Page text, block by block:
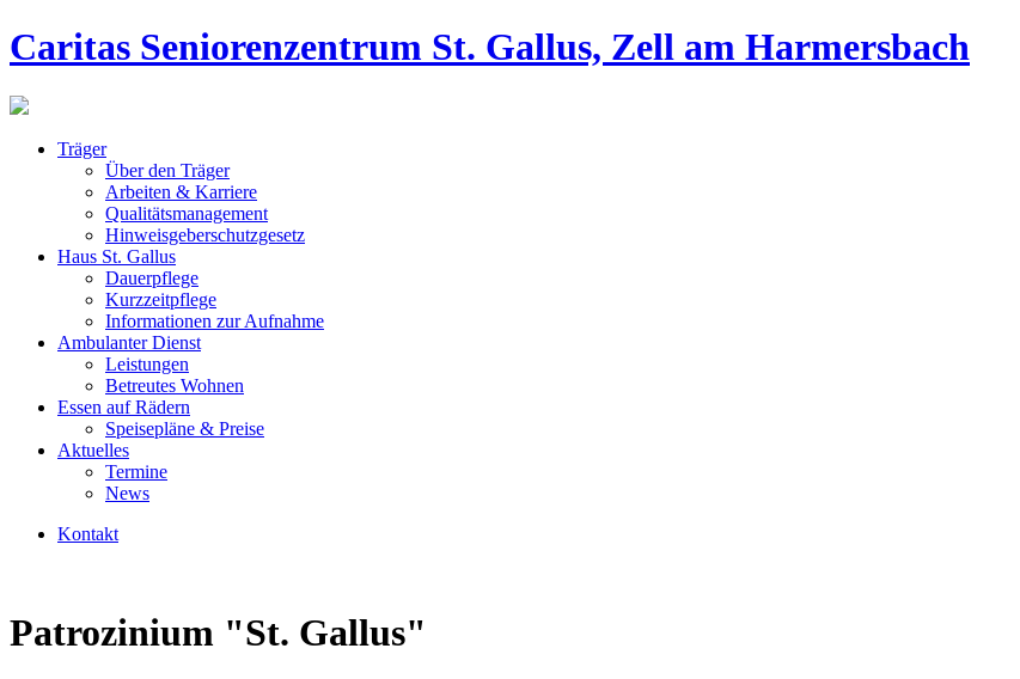
Caritas Seniorenzentrum St. Gallus, Zell am Harmersbach
Träger
Über den Träger
Arbeiten & Karriere
Qualitätsmanagement
Hinweisgeberschutzgesetz
Haus St. Gallus
Dauerpflege
Kurzzeitpflege
Informationen zur Aufnahme
Ambulanter Dienst
Leistungen
Betreutes Wohnen
Essen auf Rädern
Speisepläne & Preise
Aktuelles
Termine
News
Kontakt
Patrozinium "St. Gallus"